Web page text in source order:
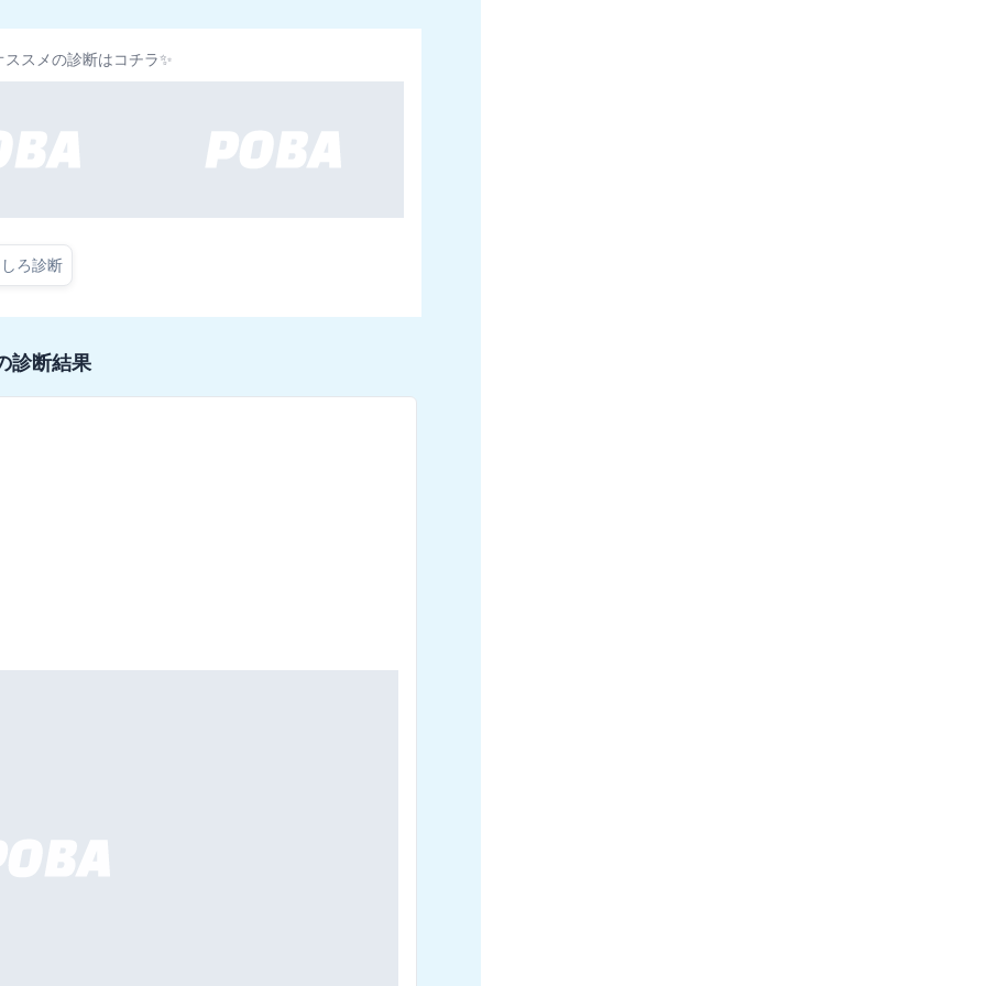
スメの診断はコチラ✨
ろ診断
診断結果